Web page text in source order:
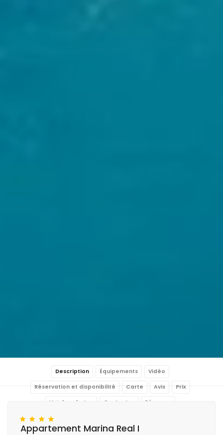
Description Équipements Vidéo
Réservation et disponibilité Carte Avis Prix
Voir les photos Contacter Réservar
Appartement Marina Real I